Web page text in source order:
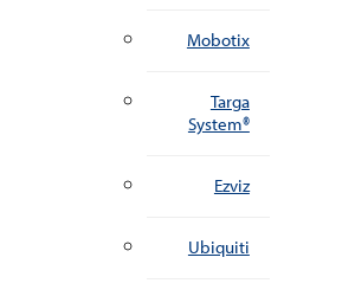
Mobotix
Targa
System®
Ezviz
Ubiquiti